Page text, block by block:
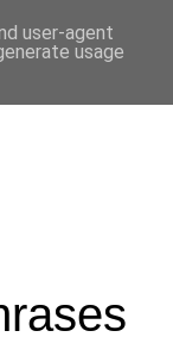
user-agent
usage